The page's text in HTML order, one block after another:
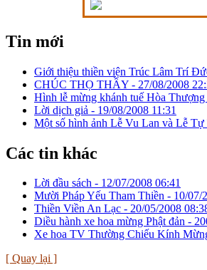
Tin mới
Giới thiệu thiền viện Trúc Lâm Trí
CHÚC THỌ THẦY - 27/08/2008
Hình lễ mừng khánh tuế Hòa
Lời dịch giả - 19/08/2008 11:31
Một số hình ảnh Lễ Vu Lan và Lễ
Các tin khác
Lời đầu sách - 12/07/2008 06:41
Mười Pháp Yếu Tham Thiền - 10/07/
Thiền Viền An Lạc - 20/05/2008
Diều hành xe hoa mừng Phật đản -
Xe hoa TV Thường Chiếu Kính
[ Quay lại ]